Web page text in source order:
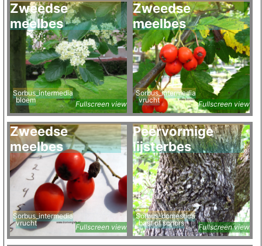
Zweedse
meelbes
Sorbus_intermedia
bloem
Fullscreen view
Zweedse
meelbes
Sorbus_intermedia
vrucht
Fullscreen view
Zweedse
meelbes
Sorbus_intermedia
vrucht
Fullscreen view
Peervormige
lijsterbes
Sorbus_domestica
bast of schors
Fullscreen view